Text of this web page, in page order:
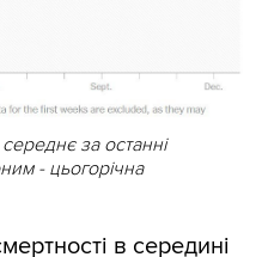
за останні
- цьогорічна
в середині